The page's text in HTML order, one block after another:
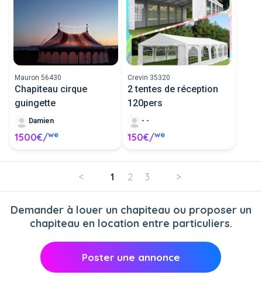
Mauron 56430
Chapiteau cirque
guingette
Damien
1500€/we
Crevin 35320
2 tentes de réception
120pers
- -
150€/we
< 1 2 3 >
Demander à louer un chapiteau ou proposer un
chapiteau en location entre particuliers.
Poster une annonce